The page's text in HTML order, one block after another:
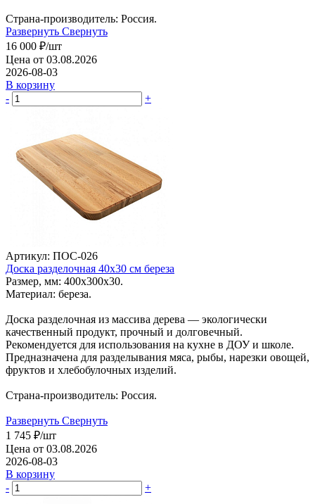
Страна-производитель: Россия.
Развернуть Свернуть
16 000 ₽/шт
Цена от 03.08.2026
2026-08-03
В корзину
-
+
Артикул: ПОС-026
Доска разделочная 40х30 см береза
Размер, мм: 400х300х30.
Материал: береза.
Доска разделочная из массива дерева — экологически
качественный продукт, прочный и долговечный.
Рекомендуется для использования на кухне в ДОУ и школе.
Предназначена для разделывания мяса, рыбы, нарезки овощей,
фруктов и хлебобулочных изделий.
Страна-производитель: Россия.
Развернуть Свернуть
1 745 ₽/шт
Цена от 03.08.2026
2026-08-03
В корзину
-
+